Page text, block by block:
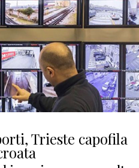
Trieste capofila